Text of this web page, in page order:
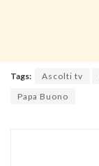
Tags: Ascolti tv
Papa Buono